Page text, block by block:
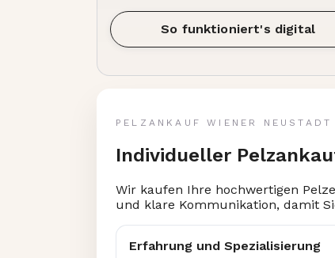
So funktioniert's digital
PELZANKAUF WIENER
Individueller
Wir kaufen Ihre hochwertigen
und klare Kommunikation, damit
Erfahrung und Spezialisierung